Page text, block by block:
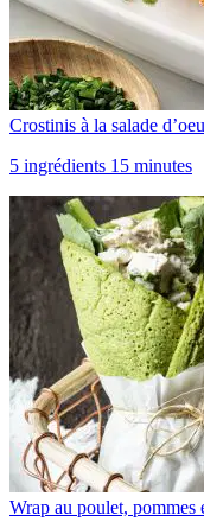
Crostinis à la salade
5 ingrédients 15 minutes
Wrap au poulet, pommes